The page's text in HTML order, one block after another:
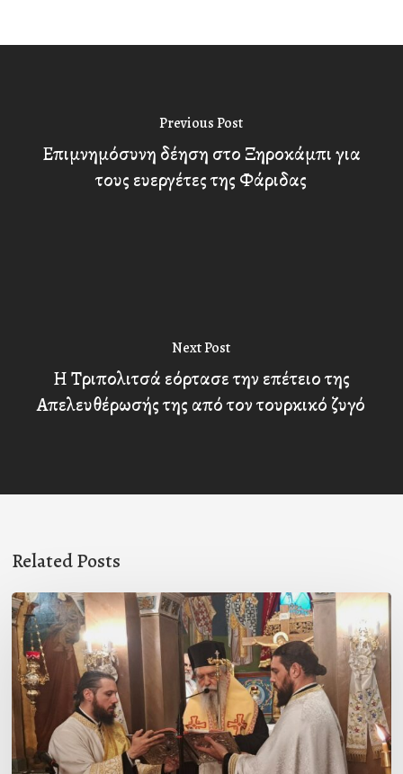
Previous Post
Επιμνημόσυνη δέηση στο Ξηροκάμπι για
τους ευεργέτες της Φάριδας
Next Post
Η Τριπολιτσά εόρτασε την επέτειο της
Απελευθέρωσής της από τον τουρκικό ζυγό
Related Posts
Ιερά
Παράκληση
στον
Ι.Ν.
Κοιμήσεως
της